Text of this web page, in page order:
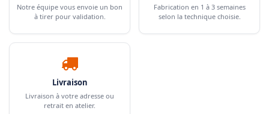
Notre équipe vous envoie un bon
à tirer pour validation.
Fabrication en 1 à 3 semaines
selon la technique choisie.
Livraison
Livraison à votre adresse ou
retrait en atelier.